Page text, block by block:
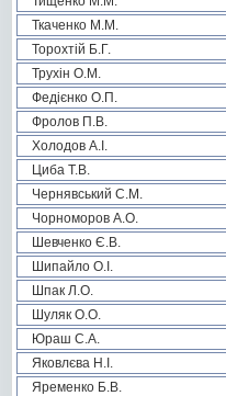
Ткаченко М.М.
Торохтій Б.Г.
Трухін О.М.
Федієнко О.П.
Фролов П.В.
Холодов А.І.
Циба Т.В.
Чернявський С.М.
Чорноморов А.О.
Шевченко Є.В.
Шипайло О.І.
Шпак Л.О.
Шуляк О.О.
Юраш С.А.
Яковлєва Н.І.
Яременко Б.В.